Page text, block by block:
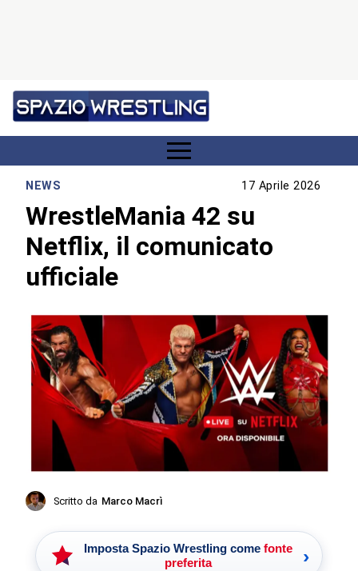
NEWS 17 Aprile 2026
WrestleMania 42 su
Netflix, il comunicato
ufficiale
Scritto da Marco Macrì
Imposta Spazio Wrestling come fonte
preferita
›